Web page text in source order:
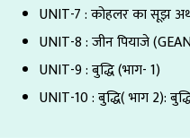
UNIT-7 : कोहलर का सूझ
UNIT-8 : जीन पियाजे
UNIT-9 : बुद्धि (भाग- 1)
UNIT-10 : बुद्धि( भाग 2):